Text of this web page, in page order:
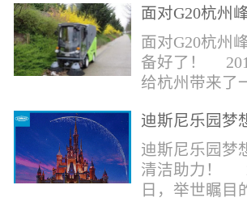
染，花岗石的
同。清洁公司
理技术方案有
一、清洁设备
新机、石材晶
水吸尘器、吹
石...
洋塑料垃圾对
所带来的影响
少有30个海滩
的情况。 该
动中，希望以
理想中，大
面对G20杭州
备好了！
面对G20杭州
备好了！
给杭州带来了
球国际组织和
的一次大考。
杭州，在欣赏
的同事，第一
迪斯尼乐园梦
清洁助力！
迪斯尼乐园梦
清洁助力！
日，举世瞩目